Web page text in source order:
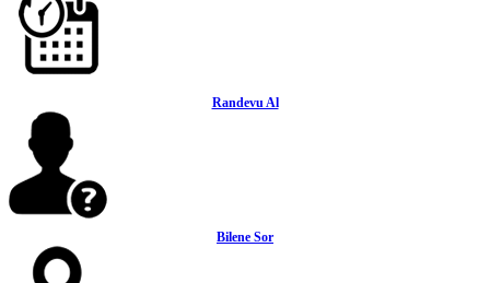
Randevu Al
Bilene Sor